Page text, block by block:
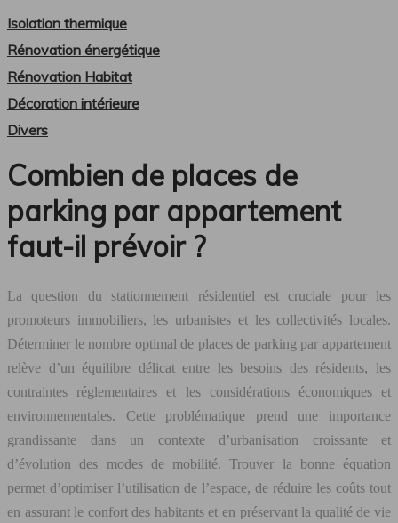
Isolation thermique
Rénovation énergétique
Rénovation Habitat
Décoration intérieure
Divers
Combien de places de
parking par appartement
faut-il prévoir ?
La question du stationnement résidentiel est cruciale pour les
promoteurs immobiliers, les urbanistes et les collectivités locales.
Déterminer le nombre optimal de places de parking par appartement
relève d’un équilibre délicat entre les besoins des résidents, les
contraintes réglementaires et les considérations économiques et
environnementales. Cette problématique prend une importance
grandissante dans un contexte d’urbanisation croissante et
d’évolution des modes de mobilité. Trouver la bonne équation
permet d’optimiser l’utilisation de l’espace, de réduire les coûts tout
en assurant le confort des habitants et en préservant la qualité de vie